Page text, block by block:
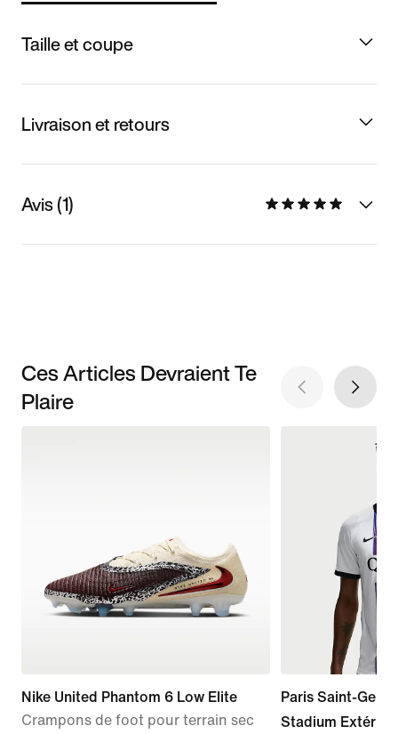
Taille et coupe
Livraison et retours
Avis (1)
Ces Articles Devraient Te
Plaire
Nike United Phantom 6 Low Elite
Crampons de foot pour terrain sec
Paris Saint-
Stadium